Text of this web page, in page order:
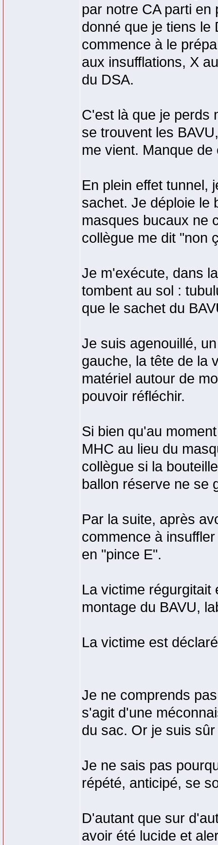
par notre CA parti en
donné que je tiens le
commence à le
aux insufflations, X
du DSA.
C'est là que je perds
se trouvent les
me vient. Manque
En plein effet tunnel,
sachet. Je déploie le
masques bucaux ne
collègue me dit "non
Je m'exécute, dans
tombent au sol :
que le sachet du
Je suis agenouillé,
gauche, la tête de la
matériel autour de
pouvoir réfléchir.
Si bien qu'au
MHC au lieu du
collègue si la
ballon réserve ne se
Par la suite, après
commence à
en "pince E".
La victime régurgitait
montage du BAVU,
La victime est
Je ne comprends
s'agit d'une
du sac. Or je suis
Je ne sais pas
répété, anticipé, se
D'autant que sur
avoir été lucide et